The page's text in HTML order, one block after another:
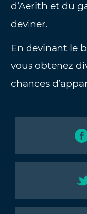
d’Aerith et du
deviner.
En devinant le
vous obtenez
chances